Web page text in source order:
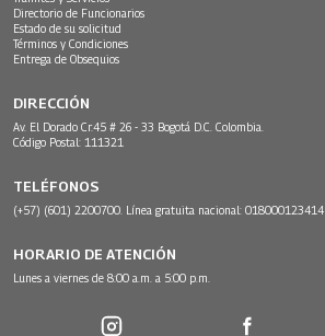
Directorio de Funcionarios
Estado de su solicitud
Términos y Condiciones
Entrega de Obsequios
DIRECCIÓN
Av. El Dorado Cr.45 # 26 - 33 Bogotá D.C. Colombia.
Código Postal: 111321
TELÉFONOS
(+57) (601) 2200700. Línea gratuita nacional: 018000123414
HORARIO DE ATENCIÓN
Lunes a viernes de 8:00 a.m. a 5:00 p.m.